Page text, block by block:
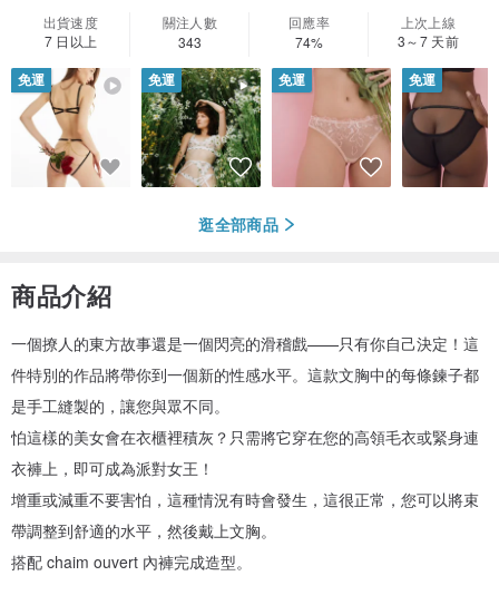
出貨速度
7 日以上
關注人數
343
回應率
74%
上次上線
3～7 天前
免運 免運 免運 免運
逛全部商品
商品介紹
一個撩人的東方故事還是一個閃亮的滑稽戲——只有你自己決定！這
件特別的作品將帶你到一個新的性感水平。這款文胸中的每條鍊子都
是手工縫製的，讓您與眾不同。
怕這樣的美女會在衣櫃裡積灰？只需將它穿在您的高領毛衣或緊身連
衣褲上，即可成為派對女王！
增重或減重不要害怕，這種情況有時會發生，這很正常，您可以將束
帶調整到舒適的水平，然後戴上文胸。
搭配 chaim ouvert 內褲完成造型。